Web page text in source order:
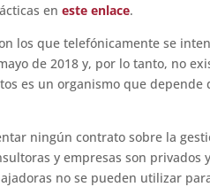
eneste enlace.
los que telefónicamente se
de 2018 y, por lo tanto, no
es un organismo que
ningún contrato sobre la
y empresas son
no se pueden utilizar